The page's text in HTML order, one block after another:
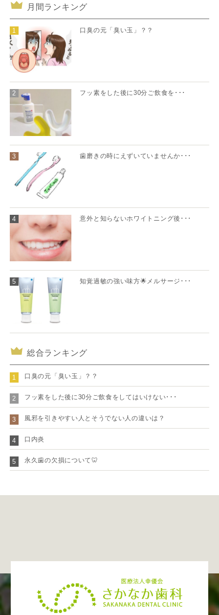
月間ランキング
1 口臭の元「臭い玉」？？
2 フッ素をした後に30分ご飲食を･･･
3 歯磨きの時にえずいていませんか･･･
4 意外と知らないホワイトニング後･･･
5 知覚過敏の強い味方🌟メルサージ･･･
総合ランキング
1 口臭の元「臭い玉」？？
2 フッ素をした後に30分ご飲食をしてはいけない･･･
3 風邪を引きやすい人とそうでない人の違いは？
4 口内炎
5 永久歯の欠損について🦷